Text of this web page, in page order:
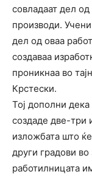
совладаат дел од
производи.
дел од оваа
создаваа
проникнаа во
Крстески.
Тој дополни
создаде две-три
изложбата што
други градови
работилницата